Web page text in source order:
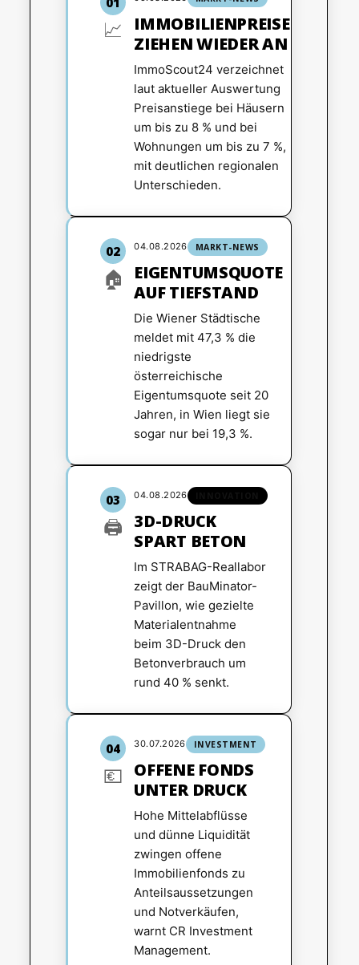
📈
IMMOBILIENPREISE
ZIEHEN WIEDER AN
ImmoScout24 verzeichnet
laut aktueller Auswertung
Preisanstiege bei Häusern
um bis zu 8 % und bei
Wohnungen um bis zu 7 %,
mit deutlichen regionalen
Unterschieden.
02
🏠
04.08.2026 MARKT-NEWS
EIGENTUMSQUOTE
AUF TIEFSTAND
Die Wiener Städtische
meldet mit 47,3 % die
niedrigste
österreichische
Eigentumsquote seit 20
Jahren, in Wien liegt sie
sogar nur bei 19,3 %.
03
🖨️
04.08.2026
3D-DRUCK
SPART BETON
Im STRABAG-Reallabor
zeigt der BauMinator-
Pavillon, wie gezielte
Materialentnahme
beim 3D-Druck den
Betonverbrauch um
rund 40 % senkt.
04
💶
30.07.2026 INVESTMENT
OFFENE FONDS
UNTER DRUCK
Hohe Mittelabflüsse
und dünne Liquidität
zwingen offene
Immobilienfonds zu
Anteilsaussetzungen
und Notverkäufen,
warnt CR Investment
Management.